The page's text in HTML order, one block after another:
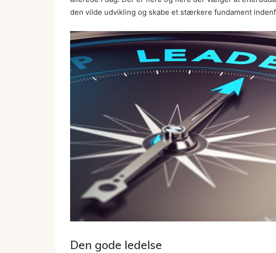
den vilde udvikling og skabe et stærkere fundament
Den gode ledelse